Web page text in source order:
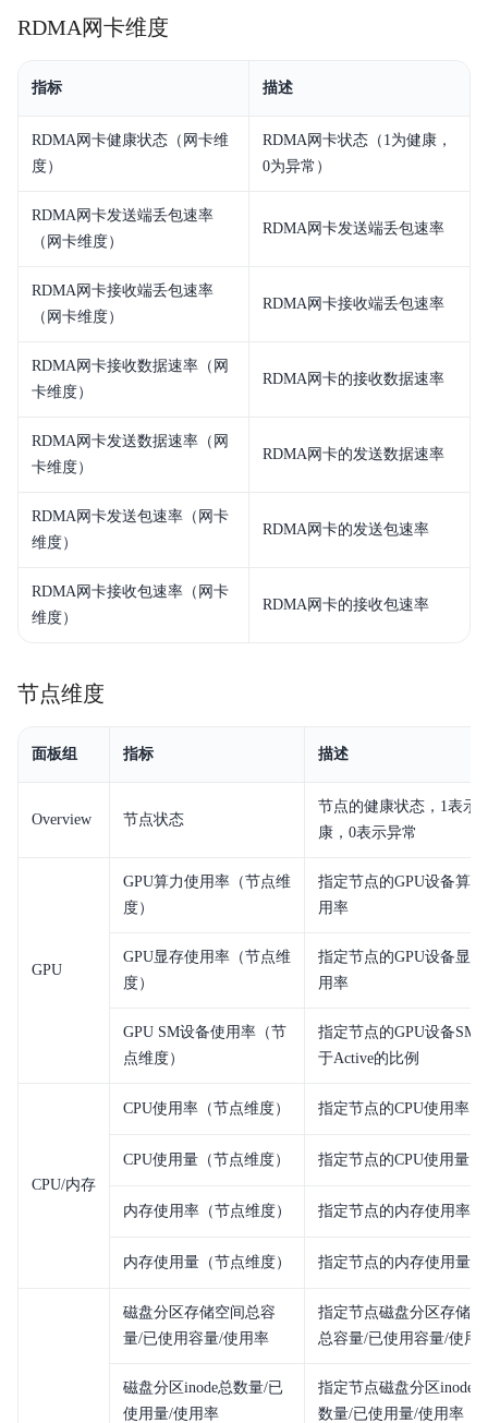
RDMA网卡维度
指标 描述
RDMA网卡健康状态（网卡维
度）
RDMA网卡状态（1为健康，
0为异常）
RDMA网卡发送端丢包速率
（网卡维度）
RDMA网卡发送端丢包速率
RDMA网卡接收端丢包速率
（网卡维度）
RDMA网卡接收端丢包速率
RDMA网卡接收数据速率（网
卡维度）
RDMA网卡的接收数据速率
RDMA网卡发送数据速率（网
卡维度）
RDMA网卡的发送数据速率
RDMA网卡发送包速率（网卡
维度）
RDMA网卡的发送包速率
RDMA网卡接收包速率（网卡
维度）
RDMA网卡的接收包速率
节点维度
面板组 指标 描述
Overview 节点状态
节点的健康状态，1表示
康，0表示异常
GPU
GPU算力使用率（节点维
度）
指定节点的GPU设备算
用率
GPU显存使用率（节点维
度）
指定节点的GPU设备显
用率
GPU SM设备使用率（节
点维度）
指定节点的GPU设备SM
于Active的比例
CPU/内存
CPU使用率（节点维度） 指定节点的CPU使用率
CPU使用量（节点维度） 指定节点的CPU使用量
内存使用率（节点维度） 指定节点的内存使用率
内存使用量（节点维度） 指定节点的内存使用量
磁盘分区存储空间总容
量/已使用容量/使用率
指定节点磁盘分区存储
总容量/已使用容量/使用
磁盘分区inode总数量/已
使用量/使用率
指定节点磁盘分区inode总
数量/已使用量/使用率